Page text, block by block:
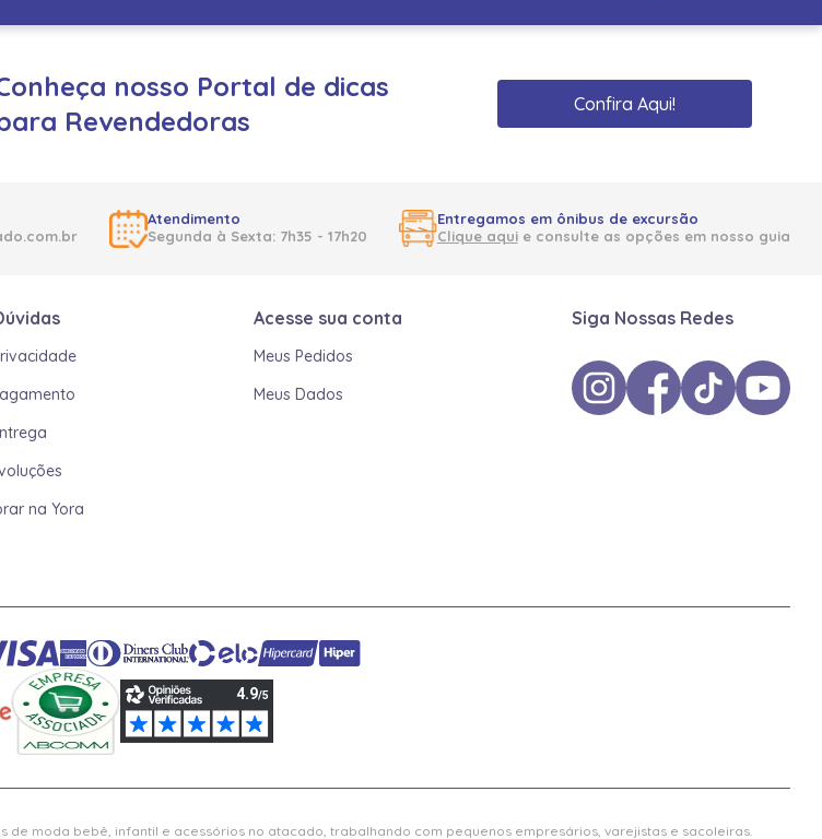
nosso Portal de dicas
Revendedoras
Confira Aqui!
Atendimento
Segunda à Sexta: 7h35 - 17h20
Entregamos em ônibus de excursão
Clique aquie consulte as opções em nosso guia
na Yora
Acesse sua conta
Meus Pedidos
Meus Dados
Siga Nossas Redes
moda bebê, infantil e acessórios no atacado, trabalhando com pequenos empresários, varejistas e sacoleiras.